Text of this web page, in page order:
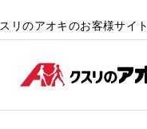
リのアオキのお客様サイ